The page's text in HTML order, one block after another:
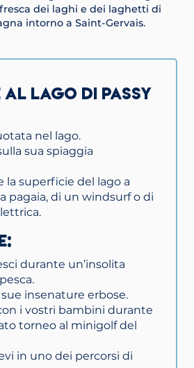
dei laghi e dei laghetti di
intorno a Saint-Gervais.
AL LAGO DI PASSY
nel lago.
sua spiaggia
la superficie del lago a
pagaia, di un windsurf o di
durante un’insolita
insenature erbose.
i vostri bambini durante
torneo al minigolf del
in uno dei percorsi di